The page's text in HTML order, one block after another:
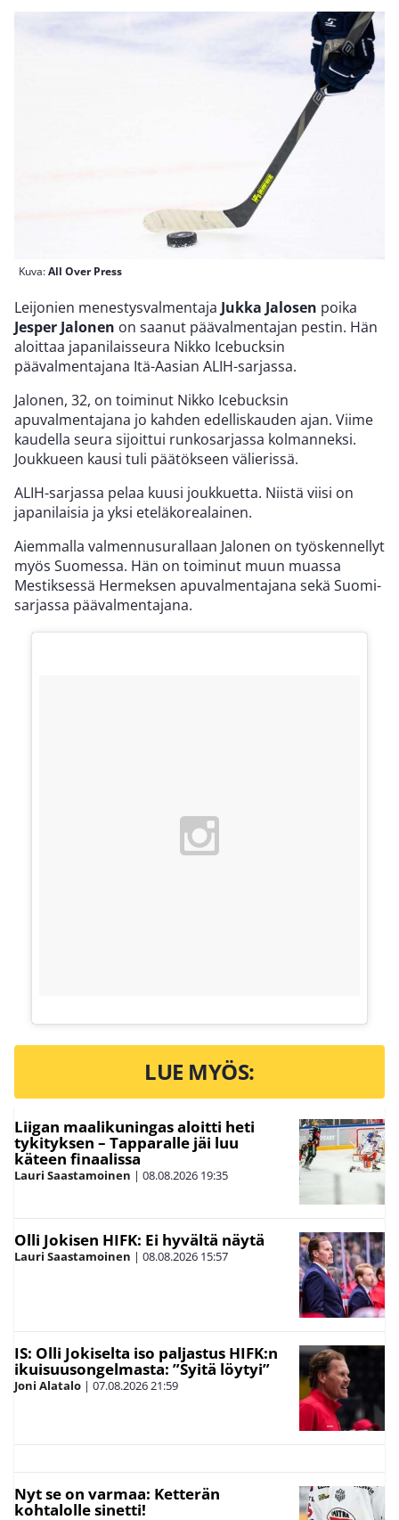
Kuva:All Over Press
Leijonien menestysvalmentaja Jukka Jalosen poika
Jesper Jalonen on saanut päävalmentajan pestin. Hän
aloittaa japanilaisseura Nikko Icebucksin
päävalmentajana Itä-Aasian ALIH-sarjassa.
Jalonen, 32, on toiminut Nikko Icebucksin
apuvalmentajana jo kahden edelliskauden ajan. Viime
kaudella seura sijoittui runkosarjassa kolmanneksi.
Joukkueen kausi tuli päätökseen välierissä.
ALIH-sarjassa pelaa kuusi joukkuetta. Niistä viisi on
japanilaisia ja yksi eteläkorealainen.
Aiemmalla valmennusurallaan Jalonen on työskennellyt
myös Suomessa. Hän on toiminut muun muassa
Mestiksessä Hermeksen apuvalmentajana sekä Suomi-
sarjassa päävalmentajana.
LUE MYÖS:
Liigan maalikuningas aloitti heti
tykityksen – Tapparalle jäi luu
käteen finaalissa
Lauri Saastamoinen | 08.08.2026 19:35
Olli Jokisen HIFK: Ei hyvältä näytä
Lauri Saastamoinen | 08.08.2026 15:57
IS: Olli Jokiselta iso paljastus HIFK:n
ikuisuusongelmasta: ”Syitä löytyi”
Joni Alatalo | 07.08.202621:59
Nyt se on varmaa: Ketterän
kohtalolle sinetti!